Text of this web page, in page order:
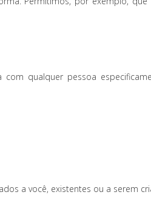
qualquer pessoa
a você, existentes ou a serem